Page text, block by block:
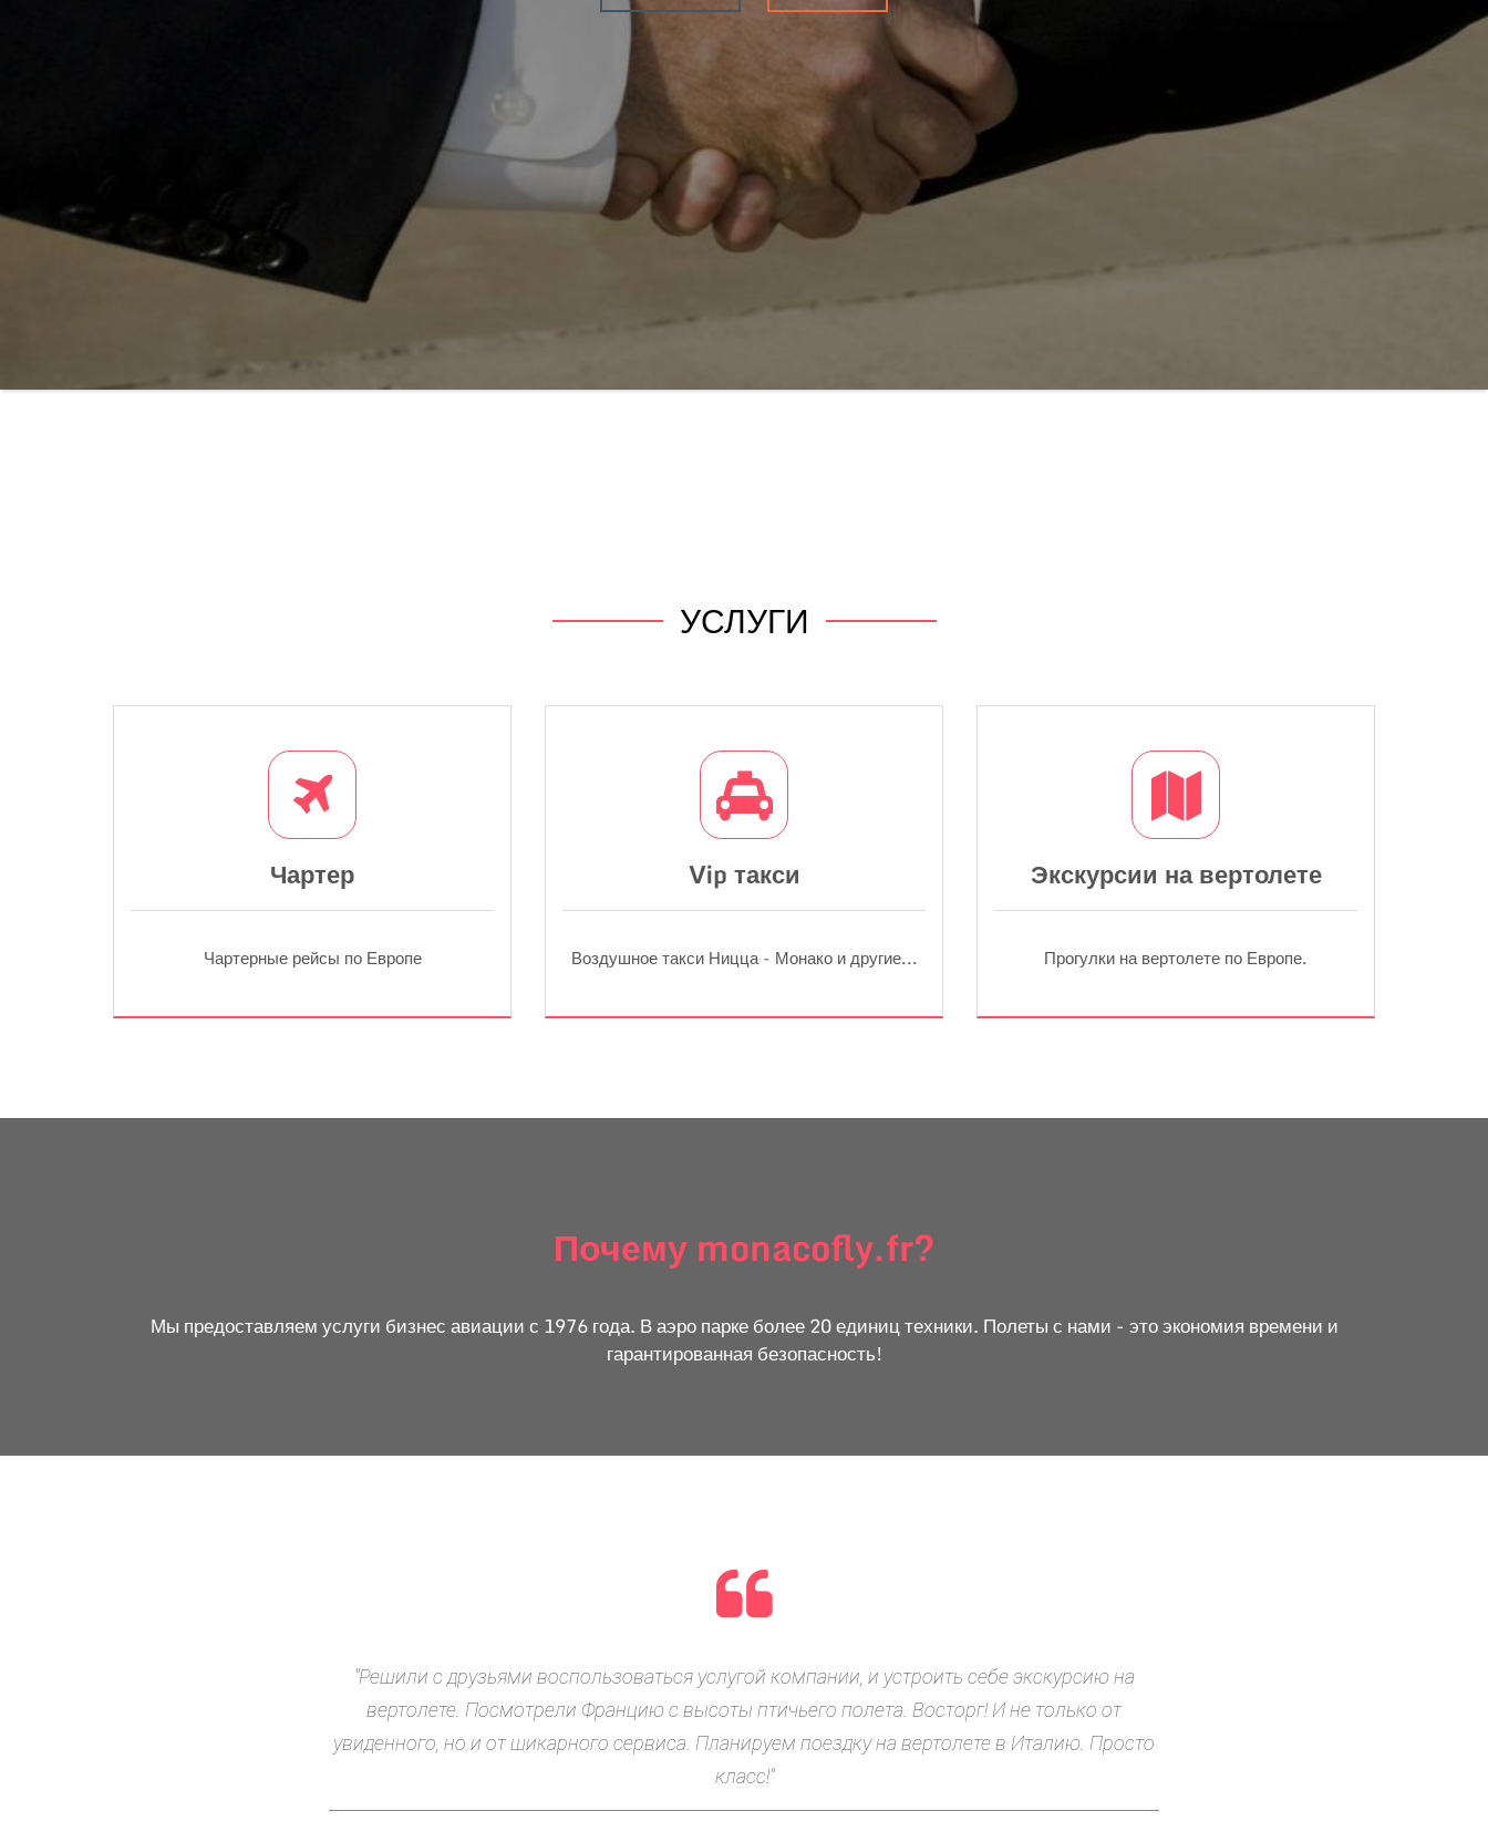
УСЛУГИ
Чартер
Чартерные рейсы по Европе
Vip такси
Воздушное такси Ницца - Монако и другие...
Экскурсии на вертолете
Прогулки на вертолете по Европе.
Почему monacofly.fr?
Мы предоставляем услуги бизнес авиации с 1976 года. В аэро парке более 20 единиц техники. Полеты с нами - это экономия времени и
гарантированная безопасность!